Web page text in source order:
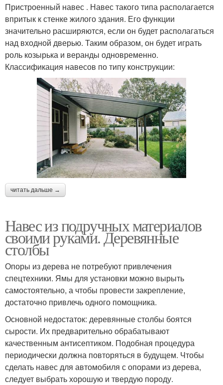
Пристроенный навес . Навес такого типа располагается
впритык к стенке жилого здания. Его функции
значительно расширяются, если он будет располагаться
над входной дверью. Таким образом, он будет играть
роль козырька и веранды одновременно.
Классификация навесов по типу конструкции:
читать дальше →
Навес из подручных материалов
своими руками. Деревянные
столбы
Опоры из дерева не потребуют привлечения
спецтехники. Ямы для установки можно вырыть
самостоятельно, а чтобы провести закрепление,
достаточно привлечь одного помощника.
Основной недостаток: деревянные столбы боятся
сырости. Их предварительно обрабатывают
качественным антисептиком. Подобная процедура
периодически должна повторяться в будущем. Чтобы
сделать навес для автомобиля с опорами из дерева,
следует выбрать хорошую и твердую породу.